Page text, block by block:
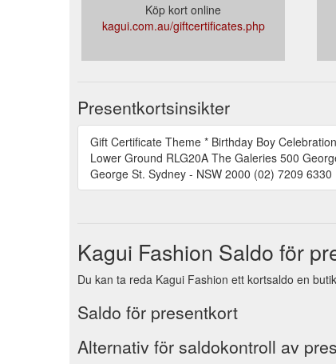
Köp kort online
kagui.com.au/giftcertificates.php
Presentkortsinsikter
Gift Certificate Theme * Birthday Boy
Lower Ground RLG20A The Galeries 500
George St. Sydney - NSW 2000 (02) 7209
Kagui Fashion Saldo för
Du kan ta reda Kagui Fashion ett kortsaldo en
Saldo för presentkort
Alternativ för saldokontroll av